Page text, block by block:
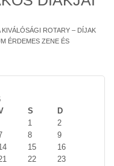
KIVÁLÓSÁGI ROTARY – DÍJAK
ÉRDEMES ZENE ÉS
S
D
1
2
8
9
15
16
22
23